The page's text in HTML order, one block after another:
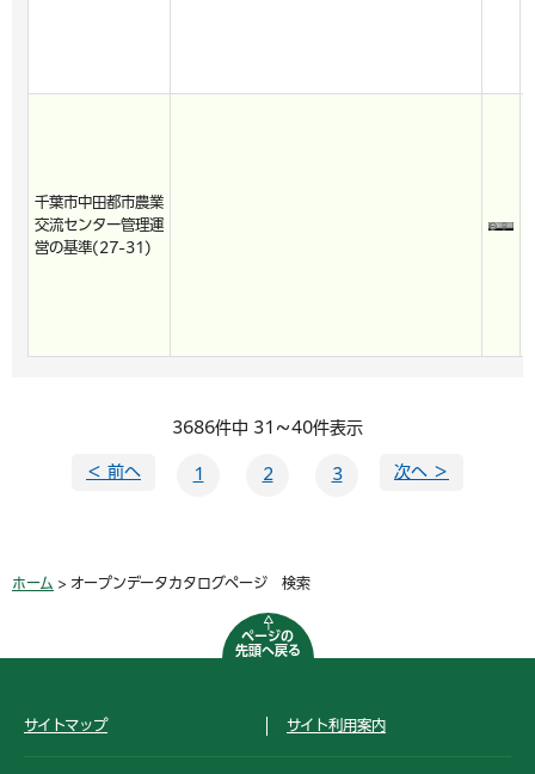
千葉市中田都市農業
交流センター管理運
営の基準(27-31)
3686件中 31～40件表示
＜ 前へ 1 2 3 次へ ＞
ホーム > オープンデータカタログページ 検索
ページの
先頭へ戻る
サイトマップ サイト利用案内